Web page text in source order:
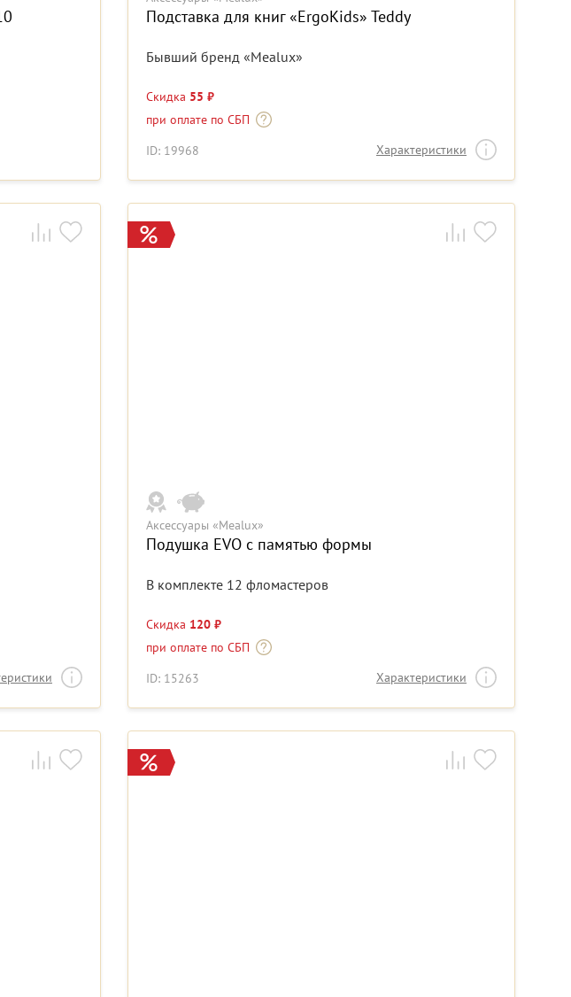
Подставка для книг «ErgoKids» Teddy
Бывший бренд «Mealux»
Скидка 55 ₽
при оплате по СБП
ID: 19968
Характеристики
Аксессуары «Mealux»
Подушка EVO с памятью формы
В комплекте 12 фломастеров
Скидка 120 ₽
при оплате по СБП
ID: 15263
Характеристики